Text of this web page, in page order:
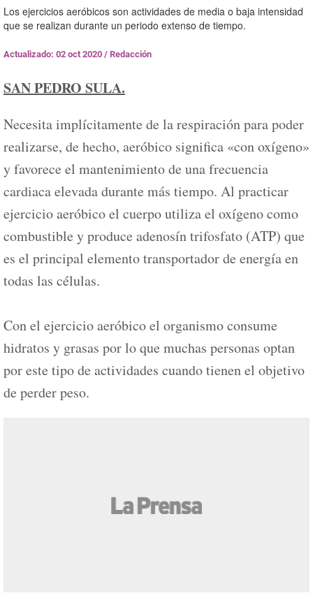
Los ejercicios aeróbicos son actividades de media o baja intensidad
que se realizan durante un periodo extenso de tiempo.
Actualizado: 02 oct 2020 / Redacción
SAN PEDRO SULA.
Necesita implícitamente de la respiración para poder
realizarse, de hecho, aeróbico significa «con oxígeno»
y favorece el mantenimiento de una frecuencia
cardiaca elevada durante más tiempo. Al practicar
ejercicio aeróbico el cuerpo utiliza el oxígeno como
combustible y produce adenosín trifosfato (ATP) que
es el principal elemento transportador de energía en
todas las células.
Con el ejercicio aeróbico el organismo consume
hidratos y grasas por lo que muchas personas optan
por este tipo de actividades cuando tienen el objetivo
de perder peso.